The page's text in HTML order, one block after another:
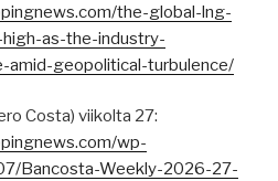
the-global-lng-
as-the-industry-
amid-geopolitical-turbulence/
Costa) viikolta 27:
wp-
Bancosta-Weekly-2026-27-